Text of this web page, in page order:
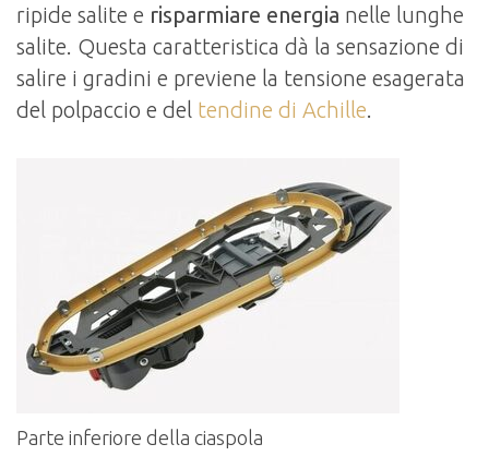
ripide salite e risparmiare energia nelle lunghe
salite. Questa caratteristica dà la sensazione di
salire i gradini e previene la tensione esagerata
del polpaccio e del tendine di Achille.
Parte inferiore della ciaspola